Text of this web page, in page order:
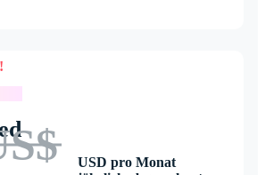
USD pro Monat